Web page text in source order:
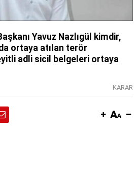
Yavuz Nazlıgül kimdir,
ortaya atılan terör
adli sicil belgeleri ortaya
KARAR